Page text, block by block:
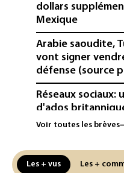
dollars
Mexique
Arabie saoudite,
vont signer
défense (source
Réseaux sociaux:
d'ados
contourner le
un matériau clé
Voir toutes les brèves
Les + vus Les +